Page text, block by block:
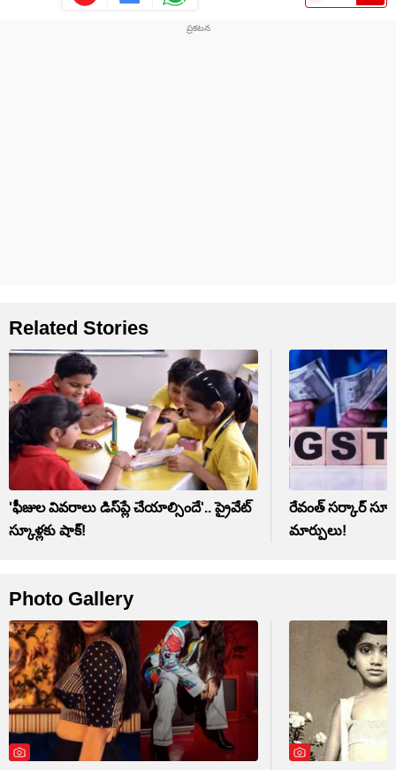
Related Stories
'ఫీజుల వివరాలు డిస్‌ప్లే చేయాల్సిందే'.. ప్రైవేట్
స్కూళ్లకు షాక్!
రేవంత్ సర్కార్
మార్పులు!
Photo Gallery